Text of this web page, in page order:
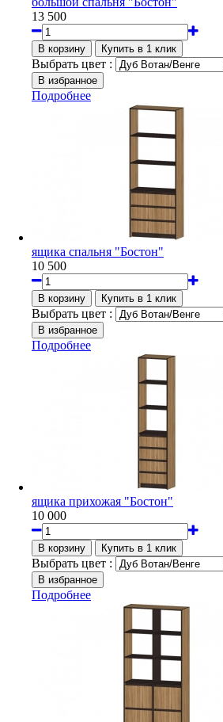
13 500
Выбрать цвет :
Подробнее
ящика спальня "Бостон"
10 500
Выбрать цвет :
Подробнее
ящика прихожая "Бостон"
10 000
Выбрать цвет :
Подробнее